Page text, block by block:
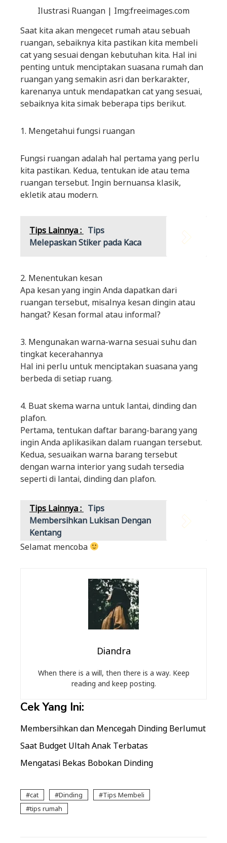
Ilustrasi Ruangan | Img:freeimages.com
Saat kita akan mengecet rumah atau sebuah
ruangan, sebaiknya kita pastikan kita membeli
cat yang sesuai dengan kebutuhan kita. Hal ini
penting untuk menciptakan suasana rumah dan
ruangan yang semakin asri dan berkarakter,
karenanya untuk mendapatkan cat yang sesuai,
sebaiknya kita simak beberapa tips berikut.
1. Mengetahui fungsi ruangan
Fungsi ruangan adalah hal pertama yang perlu
kita pastikan. Kedua, tentukan ide atau tema
ruangan tersebut. Ingin bernuansa klasik,
ekletik atau modern.
Tips Lainnya : Tips
Melepaskan Stiker pada Kaca
2. Menentukan kesan
Apa kesan yang ingin Anda dapatkan dari
ruangan tersebut, misalnya kesan dingin atau
hangat? Kesan formal atau informal?
3. Mengunakan warna-warna sesuai suhu dan
tingkat kecerahannya
Hal ini perlu untuk menciptakan suasana yang
berbeda di setiap ruang.
4. Buat skema warna untuk lantai, dinding dan
plafon.
Pertama, tentukan daftar barang-barang yang
ingin Anda aplikasikan dalam ruangan tersebut.
Kedua, sesuaikan warna barang tersebut
dengan warna interior yang sudah tersedia
seperti di lantai, dinding dan plafon.
Tips Lainnya : Tips
Membersihkan Lukisan Dengan
Kentang
Selamat mencoba
Diandra
When there is a will, then there is a way. Keep
reading and keep posting.
Cek Yang Ini:
Membersihkan dan Mencegah Dinding Berlumut
Saat Budget Ultah Anak Terbatas
Mengatasi Bekas Bobokan Dinding
cat Dinding
Tips Membeli
tips rumah